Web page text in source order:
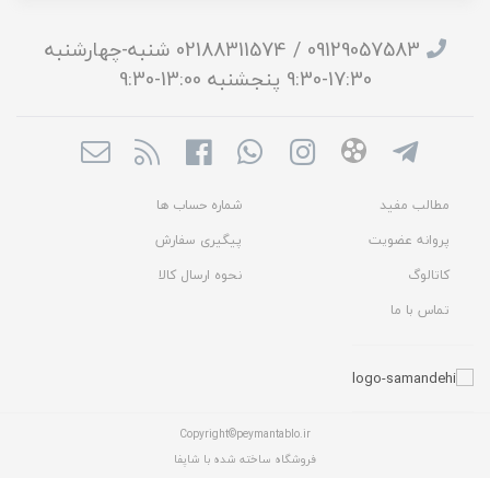
09129057583 / 02188311574 شنبه-چهارشنبه
17:30-9:30 پنجشنبه 13:00-9:30
مطالب مفید
شماره حساب ها
پروانه عضویت
پیگیری سفارش
کاتالوگ
نحوه ارسال کالا
تماس با ما
Copyright©peymantablo.ir
فروشگاه ساخته شده با شاپفا